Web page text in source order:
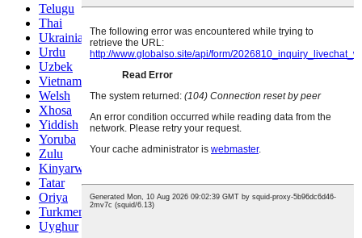
Telugu
Thai
Ukrainian
Urdu
Uzbek
Vietnamese
Welsh
Xhosa
Yiddish
Yoruba
Zulu
Kinyarwanda
Tatar
Oriya
Turkmen
Uyghur